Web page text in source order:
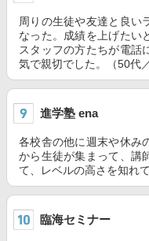
周りの生徒や友達と良い
なった。成績を上げたい
スタッフの方たちが電話
気で親切でした。（50代
進学塾 ena
各校舎の他に週末や休み
から生徒が集まって、講
て、レベルの高さを知れ
臨海セミナー